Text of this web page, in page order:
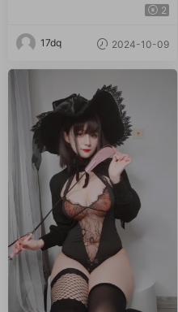
2
17dq 2024-10-09